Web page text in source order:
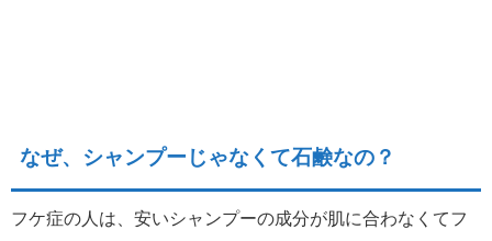
なぜ、シャンプーじゃなくて石鹸なの？
フケ症の人は、安いシャンプーの成分が肌に合わなくてフ